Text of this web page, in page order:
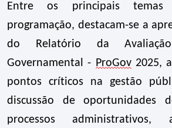
Entre os principais temas
programação, destacam-se a
do Relatório da
Governamental - ProGov2025,
pontos críticos na gestão
discussão de oportunidades
processos